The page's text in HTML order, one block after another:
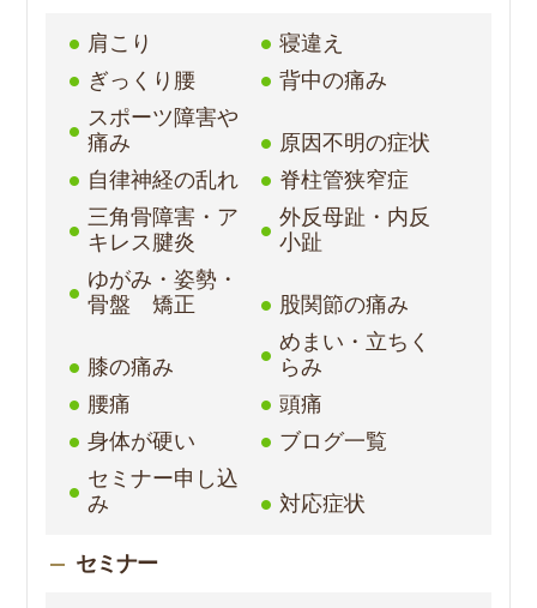
肩こり
寝違え
ぎっくり腰
背中の痛み
スポーツ障害や
痛み
原因不明の症状
自律神経の乱れ
脊柱管狭窄症
三角骨障害・ア
キレス腱炎
外反母趾・内反
小趾
ゆがみ・姿勢・
骨盤 矯正
股関節の痛み
膝の痛み
めまい・立ちく
らみ
腰痛
頭痛
身体が硬い
ブログ一覧
セミナー申し込
み
対応症状
セミナー